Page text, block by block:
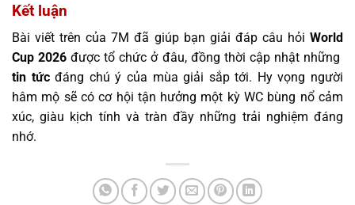
Kết luận
Bài viết trên của 7M đã giúp bạn giải đáp câu hỏi World
Cup 2026 được tổ chức ở đâu, đồng thời cập nhật những
tin tứcđáng chú ý của mùa giải sắp tới. Hy vọng người
hâm mộ sẽ có cơ hội tận hưởng một kỳ WC bùng nổ cảm
xúc, giàu kịch tính và tràn đầy những trải nghiệm đáng
nhớ.